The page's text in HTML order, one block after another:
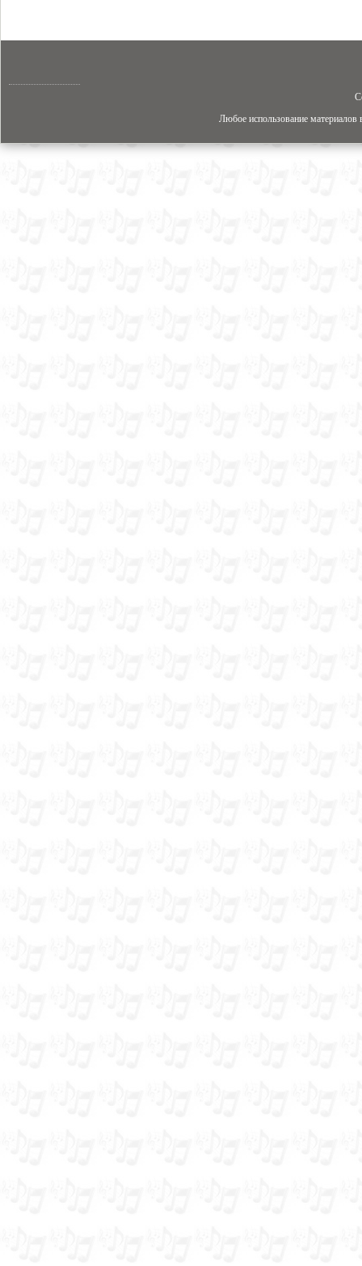
Любое использование материалов